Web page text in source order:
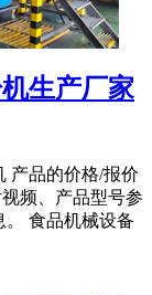
生产厂家
产品的价格/报价
频、产品型号参
。 食品机械设备